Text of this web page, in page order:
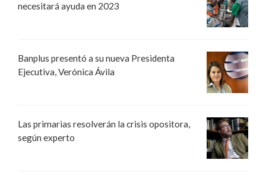
necesitará ayuda en 2023
Banplus presentó a su nueva Presidenta
Ejecutiva, Verónica Ávila
Las primarias resolverán la crisis opositora,
según experto